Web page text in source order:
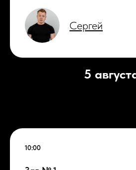
Сергей
5
10:00